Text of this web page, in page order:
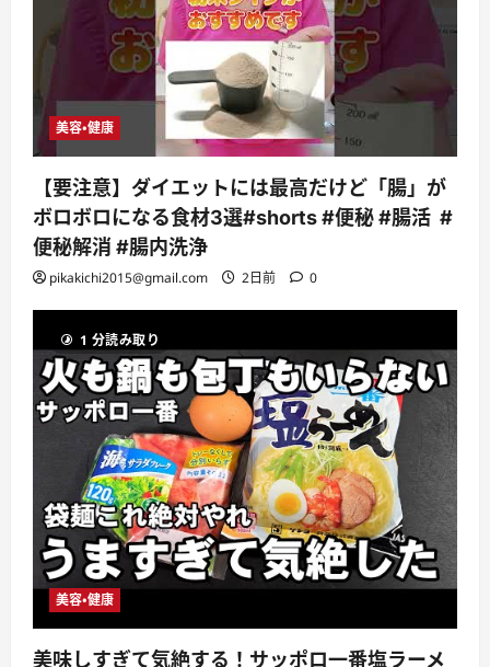
美容・健康
【要注意】ダイエットには最高だけど「腸」が
ボロボロになる食材3選#shorts #便秘 #腸活 #
便秘解消 #腸内洗浄
pikakichi2015@gmail.com 2日前 0
1 分読み取り
美容・健康
美味しすぎて気絶する！サッポロ一番塩ラーメ